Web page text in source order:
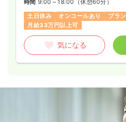
時間 9:00～18:00 （休憩60分）
土日休み
オンコールあり ブラ
月給33万円以上可
気になる